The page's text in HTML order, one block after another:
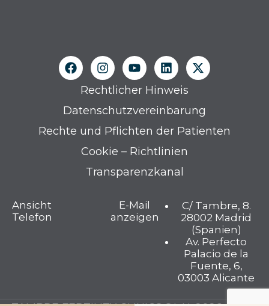
Rechtlicher Hinweis
Datenschutzvereinbarung
Rechte und Pflichten der Patienten
Cookie – Richtlinien
Transparenzkanal
Ansicht
Telefon
E-Mail
anzeigen
C/ Tambre, 8.
28002 Madrid
(Spanien)
Av. Perfecto
Palacio de la
Fuente, 6,
03003 Alicante